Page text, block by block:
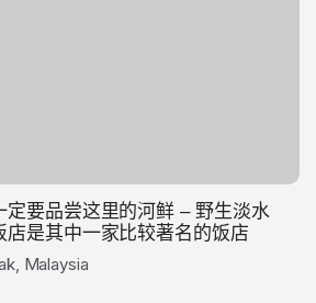
定要品尝这里的河鲜 – 野生淡水
店是其中一家比较著名的饭店
Malaysia